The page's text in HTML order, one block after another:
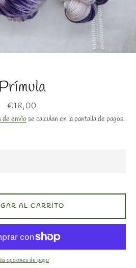
BUSCAR
Prímula
Precio
€18,00
de envíose calculan en la pantalla de pagos.
AL CARRITO
opciones de pago